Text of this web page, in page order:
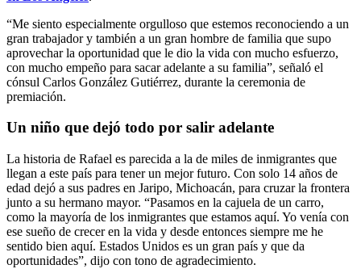
“Me siento especialmente orgulloso que estemos reconociendo a un
gran trabajador y también a un gran hombre de familia que supo
aprovechar la oportunidad que le dio la vida con mucho esfuerzo,
con mucho empeño para sacar adelante a su familia”, señaló el
cónsul Carlos González Gutiérrez, durante la ceremonia de
premiación.
Un niño que dejó todo por salir adelante
La historia de Rafael es parecida a la de miles de inmigrantes que
llegan a este país para tener un mejor futuro. Con solo 14 años de
edad dejó a sus padres en Jaripo, Michoacán, para cruzar la frontera
junto a su hermano mayor. “Pasamos en la cajuela de un carro,
como la mayoría de los inmigrantes que estamos aquí. Yo venía con
ese sueño de crecer en la vida y desde entonces siempre me he
sentido bien aquí. Estados Unidos es un gran país y que da
oportunidades”, dijo con tono de agradecimiento.